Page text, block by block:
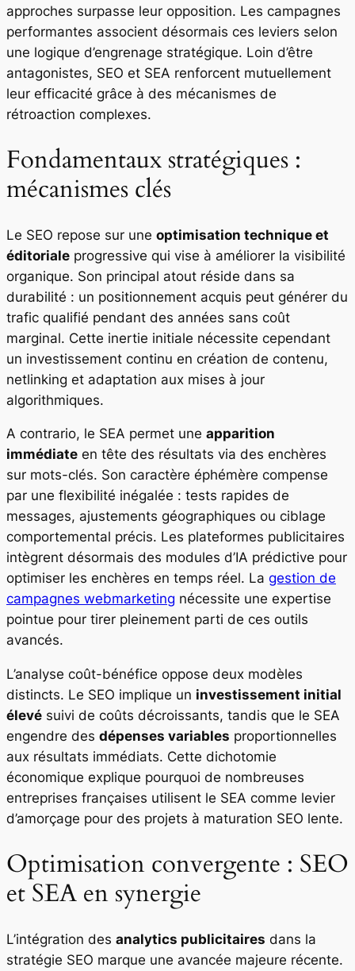
approches surpasse leur opposition. Les campagnes
performantes associent désormais ces leviers selon
une logique d’engrenage stratégique. Loin d’être
antagonistes, SEO et SEA renforcent mutuellement
leur efficacité grâce à des mécanismes de
rétroaction complexes.
Fondamentaux stratégiques :
mécanismes clés
Le SEO repose sur une optimisation technique et
éditoriale progressive qui vise à améliorer la visibilité
organique. Son principal atout réside dans sa
durabilité : un positionnement acquis peut générer du
trafic qualifié pendant des années sans coût
marginal. Cette inertie initiale nécessite cependant
un investissement continu en création de contenu,
netlinking et adaptation aux mises à jour
algorithmiques.
A contrario, le SEA permet une apparition
immédiate en tête des résultats via des enchères
sur mots-clés. Son caractère éphémère compense
par une flexibilité inégalée : tests rapides de
messages, ajustements géographiques ou ciblage
comportemental précis. Les plateformes publicitaires
intègrent désormais des modules d’IA prédictive pour
optimiser les enchères en temps réel. La gestion de
campagnes webmarketing nécessite une expertise
pointue pour tirer pleinement parti de ces outils
avancés.
L’analyse coût-bénéfice oppose deux modèles
distincts. Le SEO implique un investissement initial
élevé suivi de coûts décroissants, tandis que le SEA
engendre des dépenses variables proportionnelles
aux résultats immédiats. Cette dichotomie
économique explique pourquoi de nombreuses
entreprises françaises utilisent le SEA comme levier
d’amorçage pour des projets à maturation SEO lente.
Optimisation convergente : SEO
et SEA en synergie
L’intégration des analytics publicitaires dans la
stratégie SEO marque une avancée majeure récente.